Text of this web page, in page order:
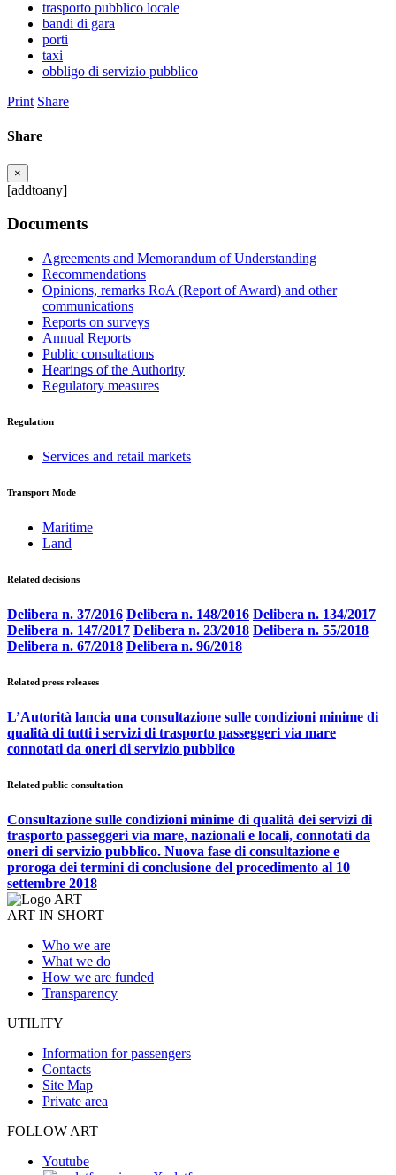
trasporto pubblico locale
bandi di gara
porti
taxi
obbligo di servizio pubblico
Print Share
Share
×
[addtoany]
Documents
Agreements and Memorandum of Understanding
Recommendations
Opinions, remarks RoA (Report of Award) and other
communications
Reports on surveys
Annual Reports
Public consultations
Hearings of the Authority
Regulatory measures
Regulation
Services and retail markets
Transport Mode
Maritime
Land
Related decisions
Delibera n. 37/2016 Delibera n. 148/2016 Delibera n. 134/2017
Delibera n. 147/2017 Delibera n. 23/2018 Delibera n. 55/2018
Delibera n. 67/2018 Delibera n. 96/2018
Related press releases
L’Autorità lancia una consultazione sulle condizioni minime di
qualità di tutti i servizi di trasporto passeggeri via mare
connotati da oneri di servizio pubblico
Related public consultation
Consultazione sulle condizioni minime di qualità dei servizi di
trasporto passeggeri via mare, nazionali e locali, connotati da
oneri di servizio pubblico. Nuova fase di consultazione e
proroga dei termini di conclusione del procedimento al 10
settembre 2018
ART IN SHORT
Who we are
What we do
How we are funded
Transparency
UTILITY
Information for passengers
Contacts
Site Map
Private area
FOLLOW ART
Youtube